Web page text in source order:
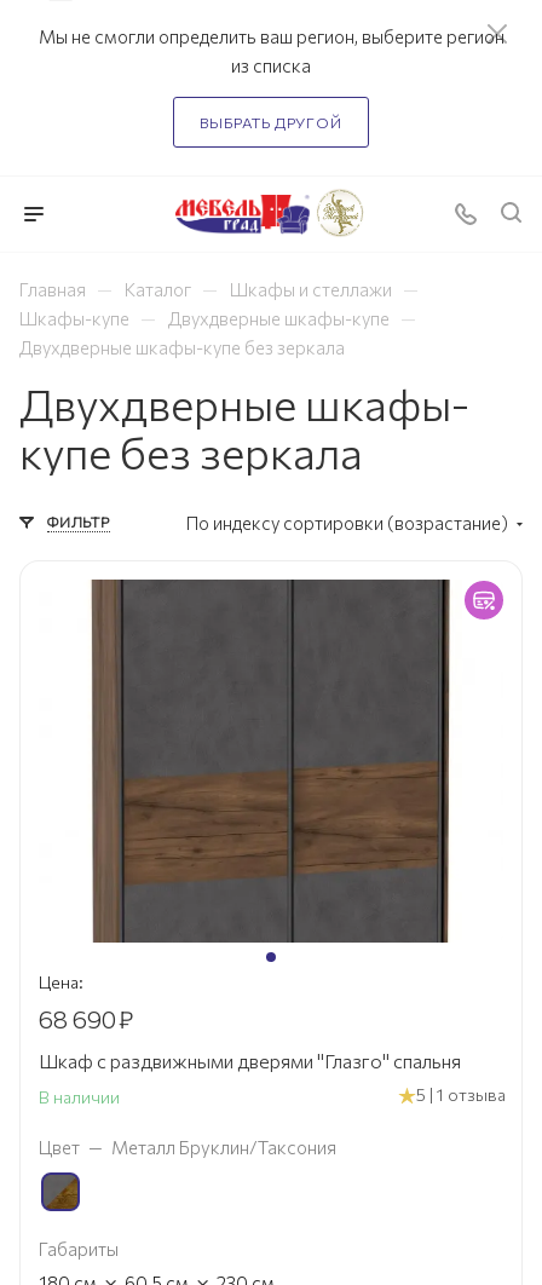
Мы не смогли определить ваш регион, выберите регион
из списка
ВЫБРАТЬ ДРУГОЙ
Главная — Каталог — Шкафы и стеллажи —
Шкафы-купе — Двухдверные шкафы-купе —
Двухдверные шкафы-купе без зеркала
Двухдверные шкафы-
купе без зеркала
ФИЛЬТР По индексу сортировки (возрастание)
Цена:
68 690₽
Шкаф с раздвижными дверями "Глазго" спальня
В наличии 5 | 1 отзыва
Цвет — Металл Бруклин/Таксония
Габариты